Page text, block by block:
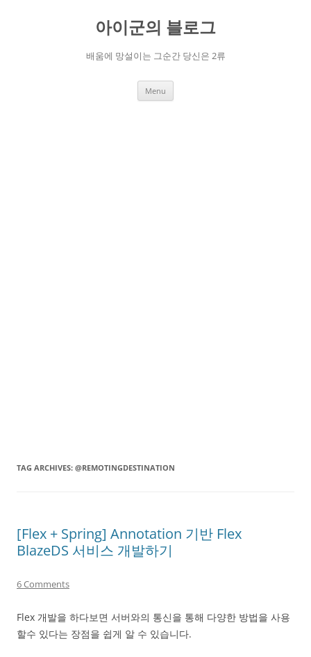
아이군의 블로그
배움에 망설이는 그순간 당신은 2류
Menu
TAG ARCHIVES: @REMOTINGDESTINATION
[Flex + Spring] Annotation 기반 Flex
BlazeDS 서비스 개발하기
6 Comments
Flex 개발을 하다보면 서버와의 통신을 통해 다양한 방법을 사용
할수 있다는 장점을 쉽게 알 수 있습니다.